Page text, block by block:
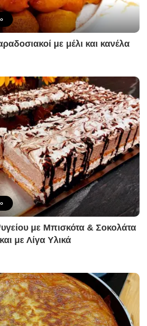
με μέλι και κανέλα
με Μπισκότα & Σοκολάτα
με Λίγα Υλικά